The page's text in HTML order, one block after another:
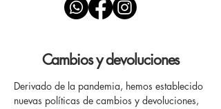
Cambios y devoluciones
Derivado de la pandemia, hemos establecido
nuevas políticas de cambios y devoluciones,